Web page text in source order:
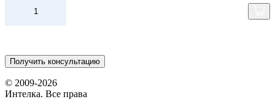
Получить консультацию
© 2009-2026
Интелка. Все права